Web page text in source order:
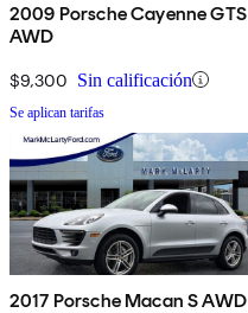
2009 Porsche Cayenne GTS
AWD
$9,300 Sin calificación
Se aplican tarifas
2017 Porsche Macan S AWD